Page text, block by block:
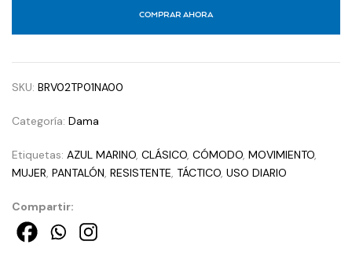
COMPRAR AHORA
SKU: BRV02TP01NA00
Categoría: Dama
Etiquetas: AZUL MARINO, CLÁSICO, CÓMODO, MOVIMIENTO,
MUJER, PANTALÓN, RESISTENTE, TÁCTICO, USO DIARIO
Compartir: